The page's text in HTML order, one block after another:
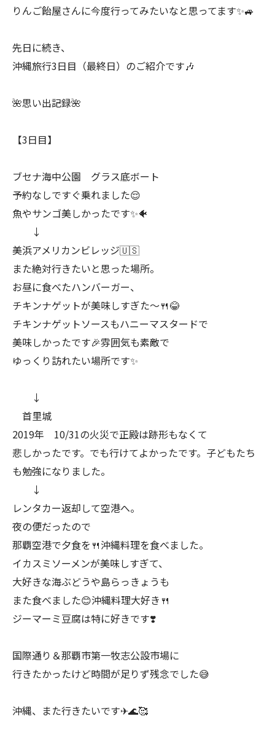
りんご飴屋さんに今度行ってみたいなと思ってます✨🚙
先日に続き、
沖縄旅行3日目（最終日）のご紹介です🎶
🌺思い出記録🌺
【3日目】
ブセナ海中公園 グラス底ボート
予約なしですぐ乗れました😌
魚やサンゴ美しかったです✨🐠
↓
美浜アメリカンビレッジ🇺🇸
また絶対行きたいと思った場所。
お昼に食べたハンバーガー、
チキンナゲットが美味しすぎた〜🍴😂
チキンナゲットソースもハニーマスタードで
美味しかったです🎉雰囲気も素敵で
ゆっくり訪れたい場所です✨
↓
首里城
2019年 10/31の火災で正殿は跡形もなくて
悲しかったです。でも行けてよかったです。子どもたち
も勉強になりました。
↓
レンタカー返却して空港へ。
夜の便だったので
那覇空港で夕食を🍴沖縄料理を食べました。
イカスミソーメンが美味しすぎて、
大好きな海ぶどうや島らっきょうも
また食べました😊沖縄料理大好き🍴
ジーマーミ豆腐は特に好きです❣️
国際通り＆那覇市第一牧志公設市場に
行きたかったけど時間が足りず残念でした😅
沖縄、また行きたいです✈🌊🥰